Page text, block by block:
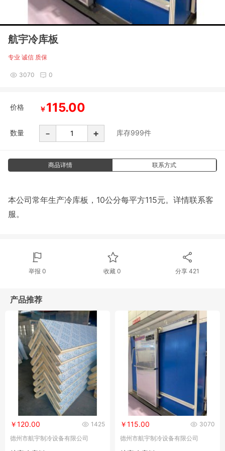
航宇冷库板
专业 诚信 质保
3070 0
价格 ￥115.00
数量 - + 库存999件
商品详情 联系方式
本公司常年生产冷库板，10公分每平方115元。详情联系客
服。
举报 0 收藏 0 分享421
产品推荐
1425
￥120.00
德州市航宇制冷设备有限公司
3070
￥115.00
德州市航宇制冷设备有限公司